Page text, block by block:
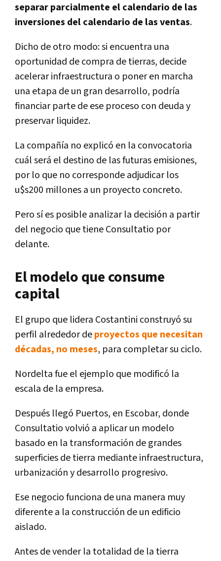
separar parcialmente el calendario de las
inversiones del calendario de las ventas.
Dicho de otro modo: si encuentra una
oportunidad de compra de tierras, decide
acelerar infraestructura o poner en marcha
una etapa de un gran desarrollo, podría
financiar parte de ese proceso con deuda y
preservar liquidez.
La compañía no explicó en la convocatoria
cuál será el destino de las futuras emisiones,
por lo que no corresponde adjudicar los
u$s200 millones a un proyecto concreto.
Pero sí es posible analizar la decisión a partir
del negocio que tiene Consultatio por
delante.
El modelo que consume
capital
El grupo que lidera Costantini construyó su
perfil alrededor deproyectos que necesitan
décadas, no meses, para completar su ciclo.
Nordelta fue el ejemplo que modificó la
escala de la empresa.
Después llegó Puertos, en Escobar, donde
Consultatio volvió a aplicar un modelo
basado en la transformación de grandes
superficies de tierra mediante infraestructura,
urbanización y desarrollo progresivo.
Ese negocio funciona de una manera muy
diferente a la construcción de un edificio
aislado.
Antes de vender la totalidad de la tierra